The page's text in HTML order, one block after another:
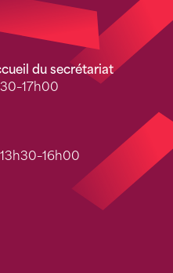
du secrétariat